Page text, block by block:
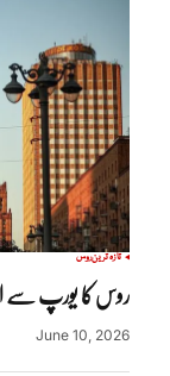
تازہ ترینروس
روس کا یورپ سے
June 10, 2026